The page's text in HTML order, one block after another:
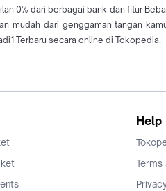
0% dari berbagai bank dan fitur
mudah dari genggaman tangan
Terbaru secara online di Tokopedia!
Help
Terms